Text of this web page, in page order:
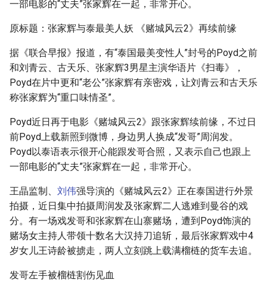
r
c
一部电影的“丈夫”张家辉在一起，非常开心。
原标题：张家辉与泰最美人妖 《赌城风云2》再续前缘
据《联合早报》报道，有“泰国最美变性人”封号的Poyd之前
和刘青云、古天乐、张家辉3男星主演华语片《扫毒》，
Poyd在片中更和“老公”张家辉有亲密戏，让刘青云和古天乐
称张家辉为“重口味情圣”。
Poyd近日再于电影《赌城风云2》跟张家辉续前缘，不过日
前Poyd上载新照到微博，身边男人换成“发哥”周润发。
Poyd以泰语表示很开心能跟发哥合照，又表示自己也跟上
一部电影的“丈夫”张家辉在一起，非常开心。
王晶监制、 刘伟强导演的《赌城风云2》正在泰国进行外景
拍摄，近日集中拍摄周润发及张家辉二人逃难到曼谷的戏
分。有一场戏发哥和张家辉在山寨赌场，遭到Poyd饰演的
赌场女主持人带领十数名大汉持刀追斩，最后张家辉戏中4
岁女儿王诗龄被掳走，两人立刻跳上载满榴梿的货车去追。
发哥左手被榴梿割伤见血